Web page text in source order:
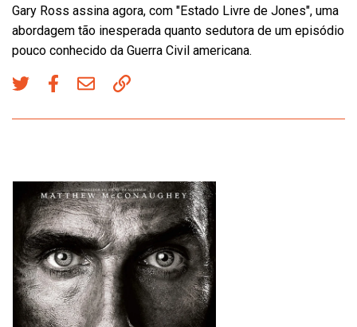
Gary Ross assina agora, com "Estado Livre de Jones", uma
abordagem tão inesperada quanto sedutora de um episódio
pouco conhecido da Guerra Civil americana.